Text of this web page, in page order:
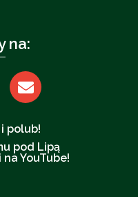
na:
polub!
pod Lipą
YouTube!